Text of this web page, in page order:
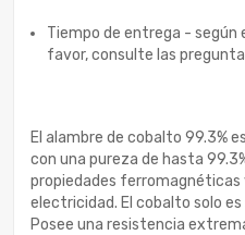
Tiempo de entrega - según
favor, consulte las
El alambre de cobalto 99.3%
con una pureza de hasta
propiedades ferromagnéticas
electricidad. El cobalto solo
Posee una resistencia